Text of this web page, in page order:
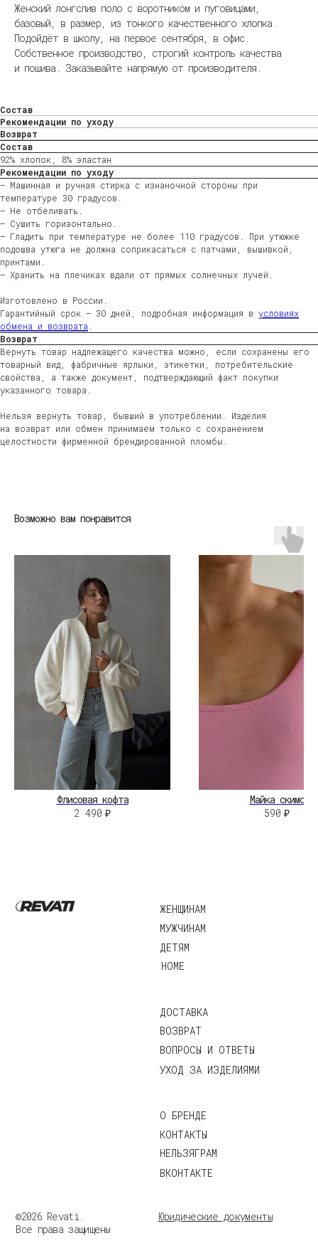
Женский лонгслив поло с воротником и пуговицами,
базовый, в размер, из тонкого качественного хлопка.
Подойдёт в школу, на первое сентября, в офис.
Собственное производство, строгий контроль качества
и пошива. Заказывайте напрямую от производителя.
Состав
Рекомендации по уходу
Возврат
Состав
92% хлопок, 8% эластан
Рекомендации по уходу
— Машинная и ручная стирка с изнаночной стороны при
температуре 30 градусов.
— Не отбеливать.
— Сушить горизонтально.
— Гладить при температуре не более 110 градусов. При утюжке
подошва утюга не должна соприкасаться с патчами, вышивкой,
принтами.
— Хранить на плечиках вдали от прямых солнечных лучей.
Изготовлено в России.
Гарантийный срок — 30 дней, подробная информация в условиях
обмена и возврата
Возврат
Вернуть товар надлежащего качества можно, если сохранены его
товарный вид, фабричные ярлыки, этикетки, потребительские
свойства, а также документ, подтверждающий факт покупки
указанного товара.
Нельзя вернуть товар, бывший в употреблении. Изделия
на возврат или обмен принимаем только с сохранением
целостности фирменной брендированной пломбы.
Возможно вам понравится
Флисовая кофта
2 490 ₽
Майка скимс
590 ₽
НЕЛЬЗЯГРАМ
ВКОНТАКТЕ
©2026 Revati.
Все права защищены
Разработка сайта: А.Юргина
Юридические документы